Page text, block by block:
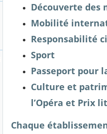
Découverte des
Mobilité
Responsabilité
Sport
Passeport pour
Culture et
l’Opéra et Prix
Chaque